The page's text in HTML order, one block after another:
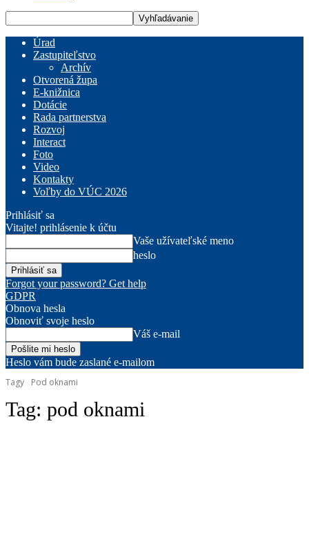
Úrad
Zastupiteľstvo
Archív
Otvorená župa
E-knižnica
Dotácie
Rada partnerstva
Rozvoj
Interact
Foto
Video
Kontakty
Voľby do VÚC 2026
Prihlásiť sa
Vitajte! prihlásenie k účtu
Vaše užívateľské meno
heslo
Forgot your password? Get help
GDPR
Obnova hesla
Obnoviť svoje heslo
Váš e-mail
Heslo vám bude zaslané e-mailom
Tagy
Pod oknami
Tag: pod oknami